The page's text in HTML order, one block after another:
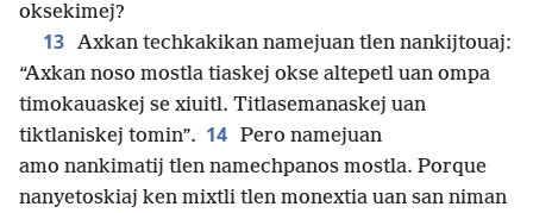
oksekimej?
13 Axkan techkakikan namejuan tlen nankijtouaj:
“Axkan noso mostla tiaskej okse altepetl uan ompa
timokauaskej se xiuitl. Titlasemanaskej uan
tiktlaniskej tomin”. 14 Pero namejuan
amo nankimatij tlen namechpanos mostla. Porque
nanyetoskiaj ken mixtli tlen monextia uan san niman